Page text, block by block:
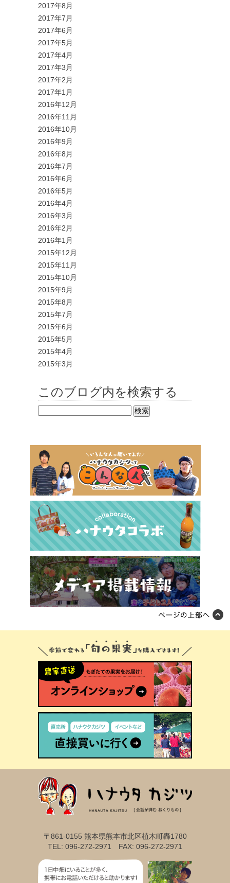
2017年8月
2017年7月
2017年6月
2017年5月
2017年4月
2017年3月
2017年2月
2017年1月
2016年12月
2016年11月
2016年10月
2016年9月
2016年8月
2016年7月
2016年6月
2016年5月
2016年4月
2016年3月
2016年2月
2016年1月
2015年12月
2015年11月
2015年10月
2015年9月
2015年8月
2015年7月
2015年6月
2015年5月
2015年4月
2015年3月
このブログ内を検索する
〒861-0155 熊本県熊本市北区植木町轟1780
TEL: 096-272-2971 FAX: 096-272-2971